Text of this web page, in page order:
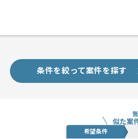
条件を絞って案件を探す
似た案
希望条件